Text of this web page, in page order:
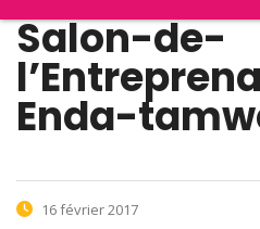
Salon-de-
Enda-
16 février 2017